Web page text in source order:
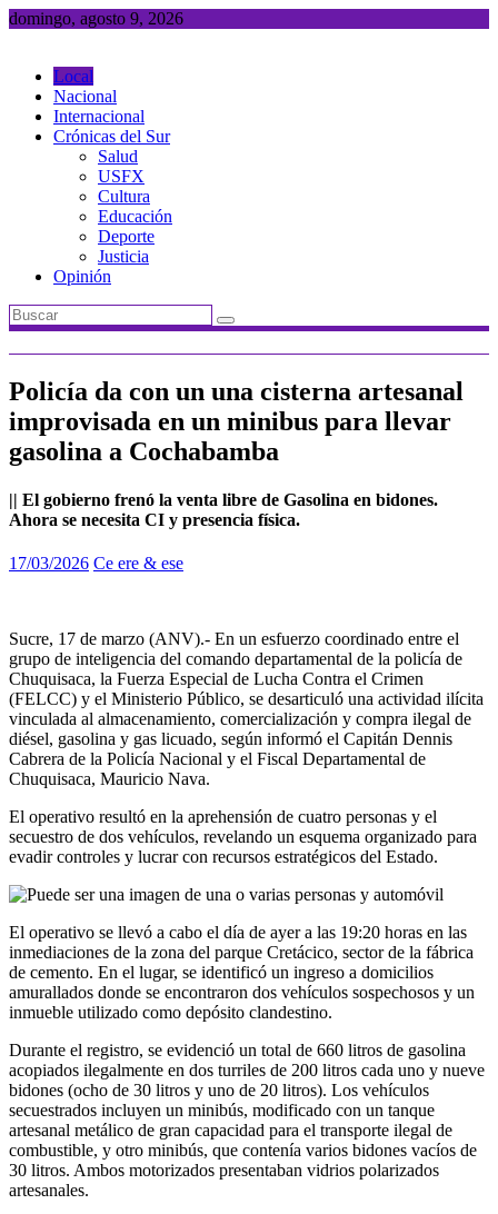
Saltar
domingo, agosto 9, 2026
Local
Nacional
Internacional
Crónicas del Sur
Salud
USFX
Cultura
Educación
Deporte
Justicia
Opinión
Policía da con un una cisterna artesanal
improvisada en un minibus para llevar
gasolina a Cochabamba
|| El gobierno frenó la venta libre de Gasolina en bidones.
Ahora se necesita CI y presencia física.
17/03/2026 Ce ere & ese
Sucre, 17 de marzo (ANV).- En un esfuerzo coordinado entre el
grupo de inteligencia del comando departamental de la policía de
Chuquisaca, la Fuerza Especial de Lucha Contra el Crimen
(FELCC) y el Ministerio Público, se desarticuló una actividad ilícita
vinculada al almacenamiento, comercialización y compra ilegal de
diésel, gasolina y gas licuado, según informó el Capitán Dennis
Cabrera de la Policía Nacional y el Fiscal Departamental de
Chuquisaca, Mauricio Nava.
El operativo resultó en la aprehensión de cuatro personas y el
secuestro de dos vehículos, revelando un esquema organizado para
evadir controles y lucrar con recursos estratégicos del Estado.
El operativo se llevó a cabo el día de ayer a las 19:20 horas en las
inmediaciones de la zona del parque Cretácico, sector de la fábrica
de cemento. En el lugar, se identificó un ingreso a domicilios
amurallados donde se encontraron dos vehículos sospechosos y un
inmueble utilizado como depósito clandestino.
Durante el registro, se evidenció un total de 660 litros de gasolina
acopiados ilegalmente en dos turriles de 200 litros cada uno y nueve
bidones (ocho de 30 litros y uno de 20 litros). Los vehículos
secuestrados incluyen un minibús, modificado con un tanque
artesanal metálico de gran capacidad para el transporte ilegal de
combustible, y otro minibús, que contenía varios bidones vacíos de
30 litros. Ambos motorizados presentaban vidrios polarizados
artesanales.